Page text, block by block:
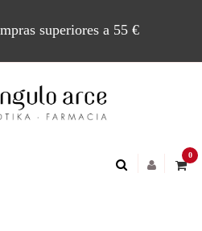
superiores a 55 €
0